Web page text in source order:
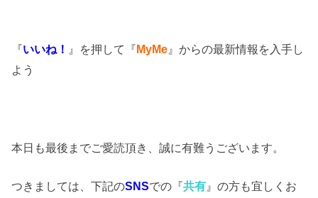
『いいね！ 』を押して『 MyMe 』からの最新情報を入手し
よう
本日も最後までご愛読頂き、誠に有難うございます。
つきましては、下記のSNSでの『共有 』の方も宜しくお